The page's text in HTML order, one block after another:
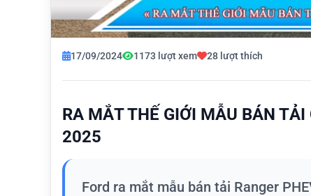
17/09/2024 1173 lượt xem 28 lượt thích
RA MẮT THẾ GIỚI MẪU BÁN TẢI
2025
Ford ra mắt mẫu bán tải Ranger